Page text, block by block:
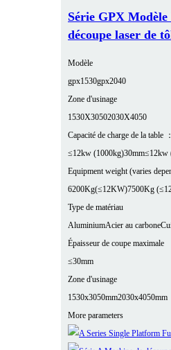
Série GPX
découpe laser de
Modèle
gpx1530gpx2040
Zone d'usinage
1530X30502030X4050
Capacité de charge de la table ：
≤12kw (1000kg)30mm≤12kw
Equipment weight (varies
6200Kg(≤12KW)7500Kg
Type de matériau
AluminiumAcier au carbone
Épaisseur de coupe maximale
≤30mm
Zone d'usinage
1530x3050mm2030x4050mm
More parameters